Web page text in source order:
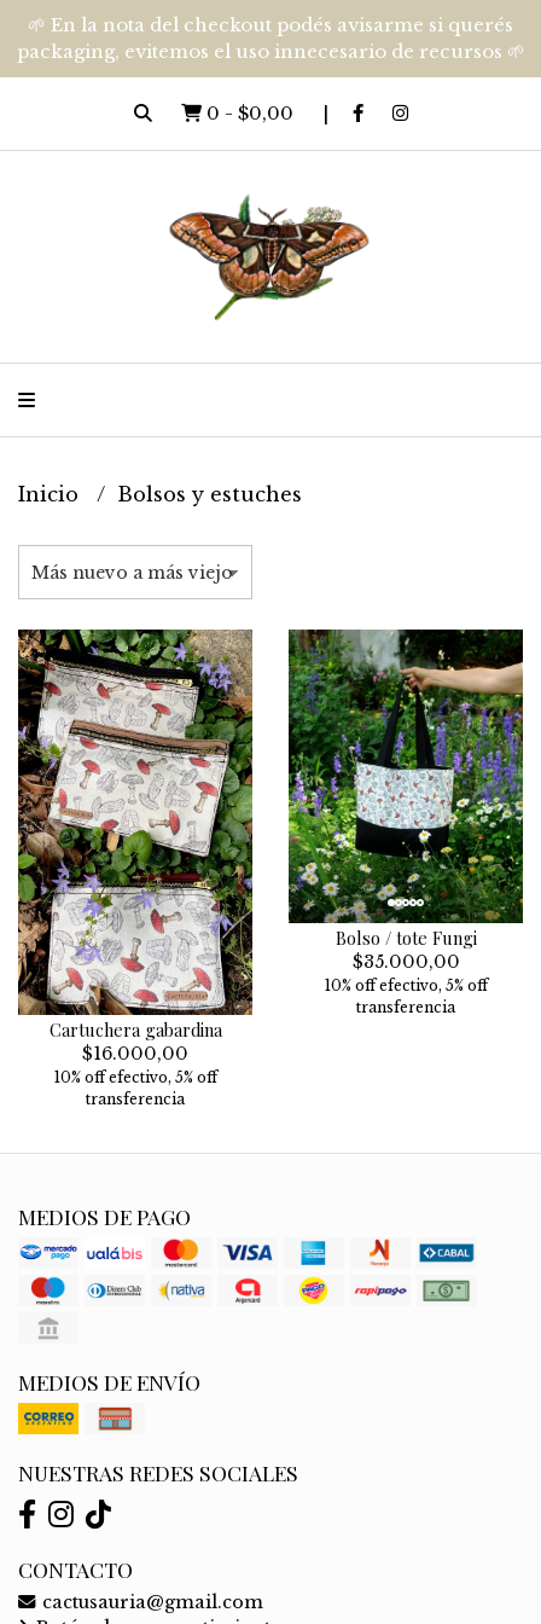
🌱 En la nota del checkout podés avisarme si querés
packaging, evitemos el uso innecesario de recursos 🌱
0 - $0,00
Inicio Bolsos y estuches
Cartuchera gabardina
$16.000,00
10% off efectivo, 5% off
transferencia
Bolso / tote Fungi
$35.000,00
10% off efectivo, 5% off
transferencia
MEDIOS DE PAGO
MEDIOS DE ENVÍO
NUESTRAS REDES SOCIALES
CONTACTO
cactusauria@gmail.com